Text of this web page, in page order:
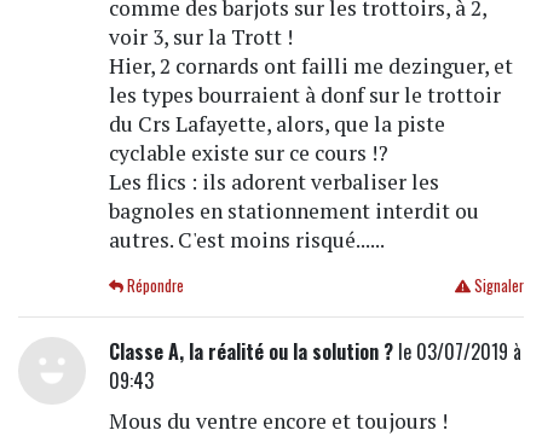
comme des barjots sur les trottoirs, à 2,
voir 3, sur la Trott !
Hier, 2 cornards ont failli me dezinguer, et
les types bourraient à donf sur le trottoir
du Crs Lafayette, alors, que la piste
cyclable existe sur ce cours !?
Les flics : ils adorent verbaliser les
bagnoles en stationnement interdit ou
autres. C'est moins risqué......
Signaler
Répondre
Classe A, la réalité ou la solution ?le 03/07/2019 à
09:43
Mous du ventre encore et toujours !